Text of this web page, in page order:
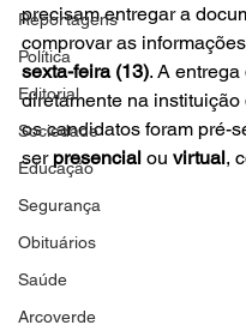
Reportagens
Política
Editorial
Sociedade
Educação
Segurança
Obituários
Saúde
Arcoverde
precisam entregar a
comprovar as
sexta-feira (13). A
diretamente na
os candidatos foram pré-
ser presencial ou virtual,